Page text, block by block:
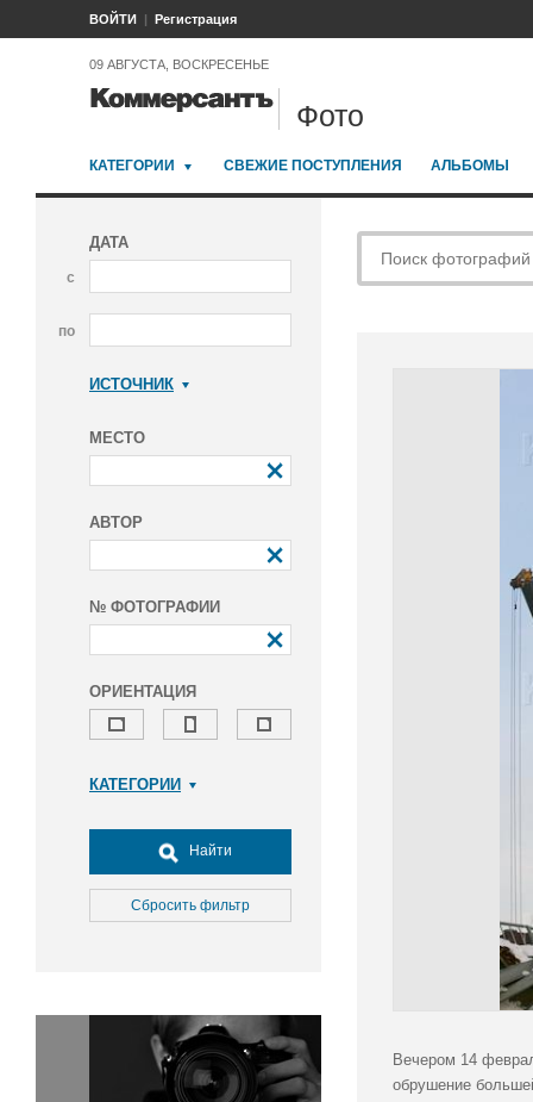
ВОЙТИ Регистрация
09 АВГУСТА, ВОСКРЕСЕНЬЕ
Фото
КАТЕГОРИИ СВЕЖИЕ ПОСТУПЛЕНИЯ АЛЬБОМЫ
ДАТА
с
по
ИСТОЧНИК
МЕСТО
АВТОР
№ ФОТОГРАФИИ
ОРИЕНТАЦИЯ
КАТЕГОРИИ
Досуг, туризм и отдых
Культура
Медицина
Окружающая среда
Политика
Правосудие
Найти
Сбросить фильтр
Вечером 14
обрушение